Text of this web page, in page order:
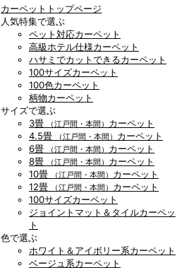
カーペットトップページ
人気特集で選ぶ
ペット対応カーペット
高級ホテル仕様カーペット
ハサミでカットできるカーペット
100サイズカーペット
100色カーペット
柄物カーペット
サイズで選ぶ
3畳
（江戸間・本間） カーペット
4.5畳
（江戸間・本間） カーペット
6畳
（江戸間・本間） カーペット
8畳
（江戸間・本間） カーペット
10畳
（江戸間・本間） カーペット
12畳
（江戸間・本間） カーペット
100サイズカーペット
ジョイントマット＆タイルカーペッ
ト
色で選ぶ
ホワイト＆アイボリー系カーペット
ベージュ系カーペット